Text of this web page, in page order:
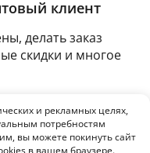
клиент
делать заказ
скидки и многое
и рекламных целях,
потребностям
вы можете покинуть сайт